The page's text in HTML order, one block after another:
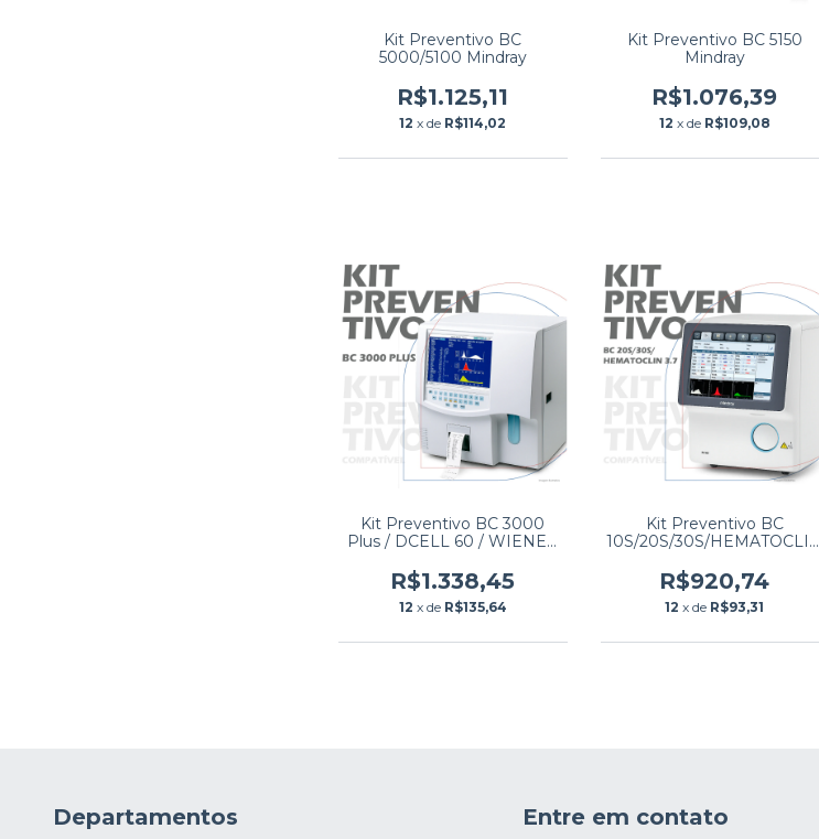
Kit Preventivo BC
5000/5100 Mindray
R$1.125,11
12 x de R$114,02
Kit Preventivo BC 5150
Mindray
R$1.076,39
12 x de R$109,08
Kit Preventivo BC 3000
Plus / DCELL 60 / WIENER
R$1.338,45
12 x de R$135,64
Kit Preventivo BC
10S/20S/30S/HEMATOCLIN
R$920,74
12 x de R$93,31
Departamentos Entre em contato